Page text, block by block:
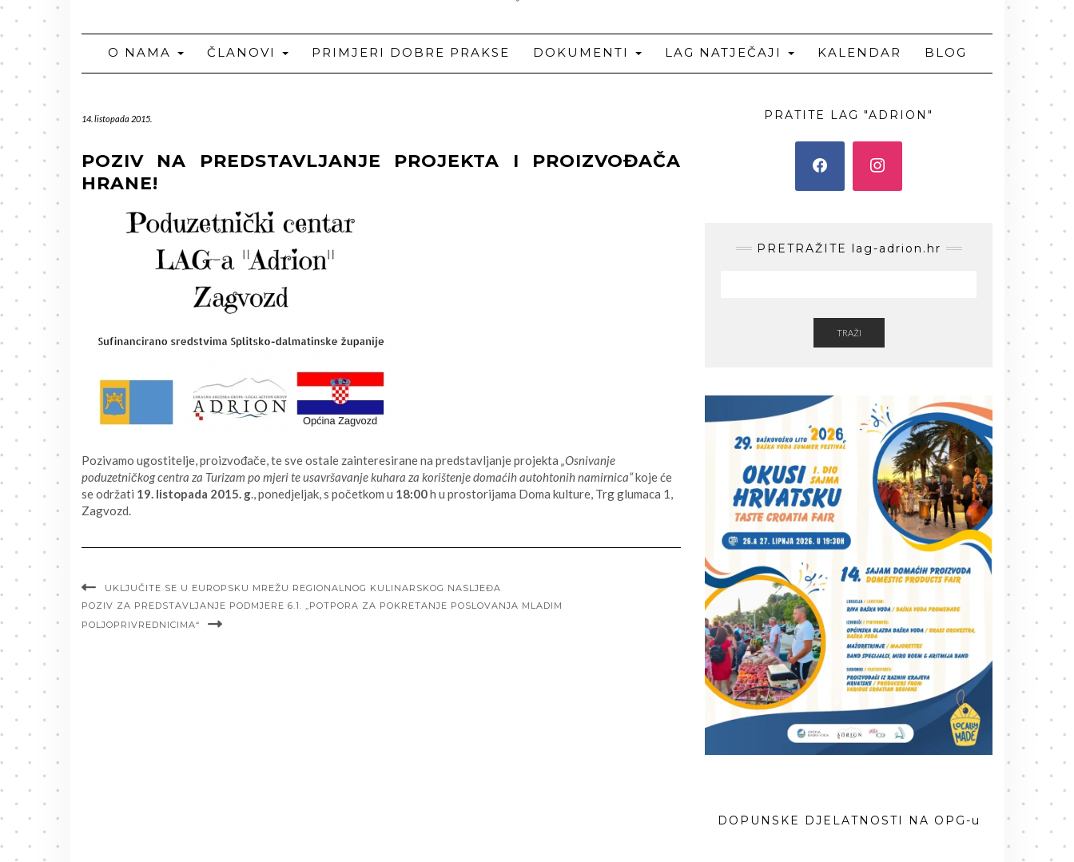
O NAMA ČLANOVI PRIMJERI DOBRE PRAKSE DOKUMENTI LAG NATJEČAJI KALENDAR BLOG
14. listopada 2015.
POZIV NA PREDSTAVLJANJE PROJEKTA I PROIZVOĐAČA
HRANE!
Pozivamo ugostitelje, proizvođače, te sve ostale zainteresirane na predstavljanje projekta „Osnivanje
poduzetničkog centra za Turizam po mjeri te usavršavanje kuhara za korištenje domaćih autohtonih namirnica“koje će
se održati 19. listopada 2015. g., ponedjeljak, s početkom u 18:00h u prostorijama Doma kulture, Trg glumaca 1,
Zagvozd.
UKLJUČITE SE U EUROPSKU MREŽU REGIONALNOG KULINARSKOG NASLJEĐA
POZIV ZA PREDSTAVLJANJE PODMJERE 6.1. „POTPORA ZA POKRETANJE POSLOVANJA MLADIM
POLJOPRIVREDNICIMA“
PRATITE LAG "ADRION"
PRETRAŽITE lag-adrion.hr
TRAŽI
DOPUNSKE DJELATNOSTI NA OPG-u